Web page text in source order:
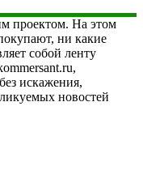
проектом. На этом
ни какие
собой ленту
искажения,
новостей